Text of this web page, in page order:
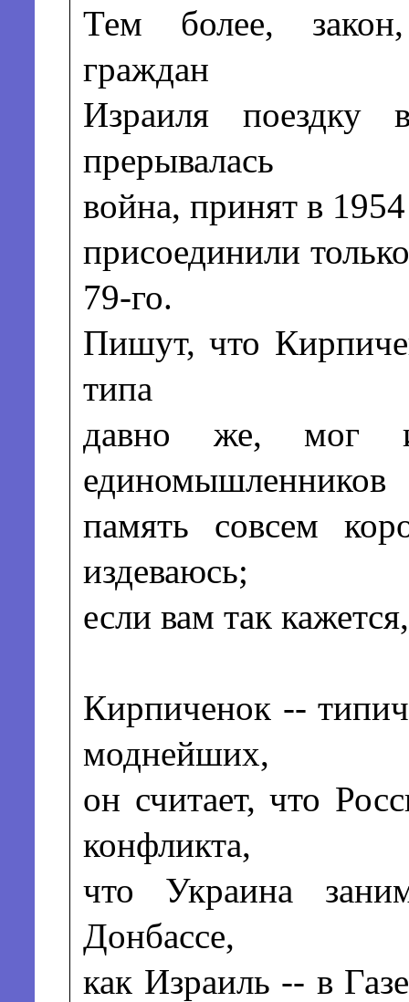
Тем более,
граждан
Израиля
прерывалась
война, принят в
присоединили
79-го.
Пишут, что
типа
давно же, мог
единомышленников
память совсем
издеваюсь;
если вам так
Кирпиченок --
моднейших,
он считает, что
конфликта,
что Украина
Донбассе,
как Израиль -- в